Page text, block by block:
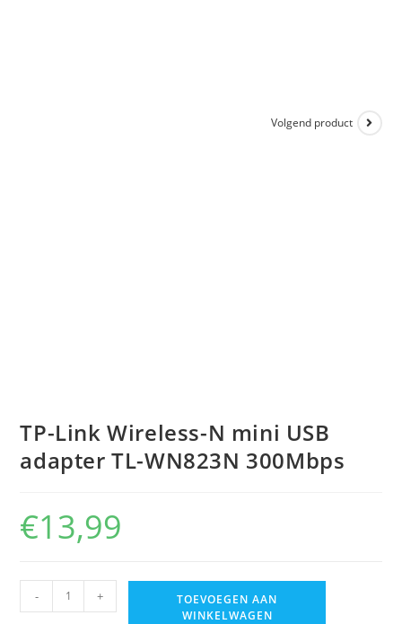
Volgend product
TP-Link Wireless-N mini USB
adapter TL-WN823N 300Mbps
€13,99
- +
TOEVOEGEN AAN
WINKELWAGEN